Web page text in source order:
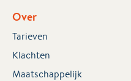
Over
Tarieven
Klachten
Maatschappelijk